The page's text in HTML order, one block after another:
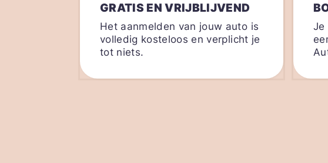
GRATIS EN VRIJBLIJVEND
Het aanmelden van jouw auto is
volledig kosteloos en verplicht je
tot niets.
Je